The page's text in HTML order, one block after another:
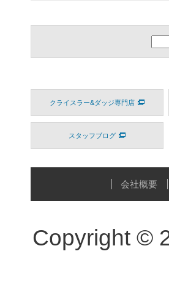
クライスラー&ダッジ専門店
スタッフブログ
会社概要
Copyright ©